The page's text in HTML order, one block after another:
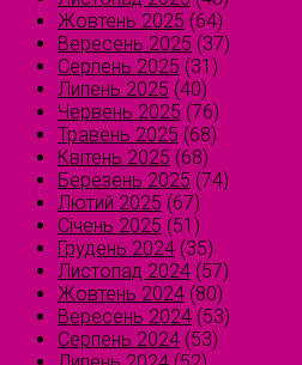
Жовтень 2025 (64)
Вересень 2025 (37)
Серпень 2025 (31)
Липень 2025 (40)
Червень 2025 (76)
Травень 2025 (68)
Квітень 2025 (68)
Березень 2025 (74)
Лютий 2025 (67)
Січень 2025 (51)
Грудень 2024 (35)
Листопад 2024 (57)
Жовтень 2024 (80)
Вересень 2024 (53)
Серпень 2024 (53)